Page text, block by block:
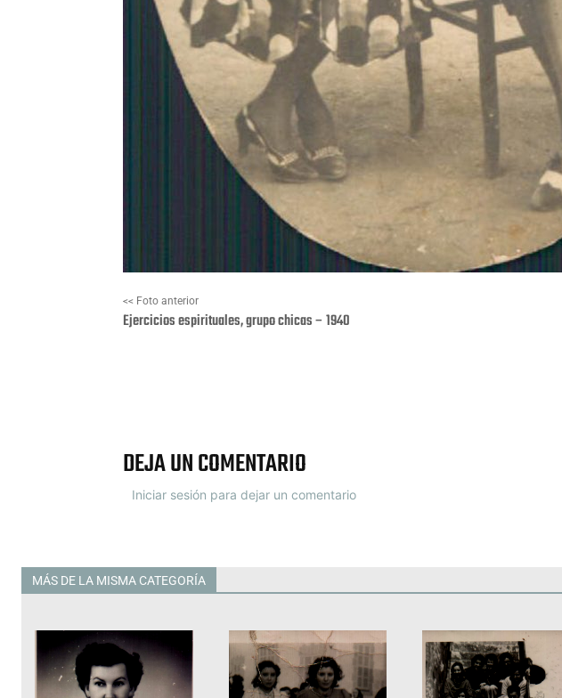
<< Foto anterior
Ejercicios espirituales, grupo chicas – 1940
DEJA UN COMENTARIO
Iniciar sesión para dejar un comentario
MÁS DE LA MISMA CATEGORÍA